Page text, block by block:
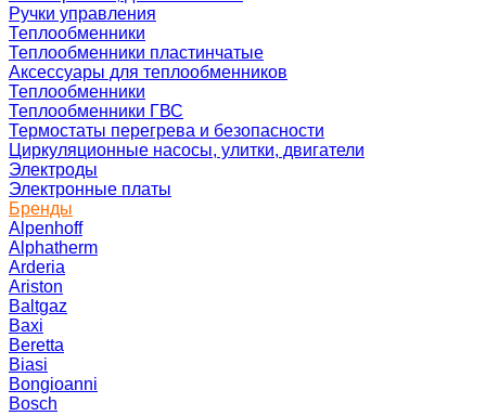
Ручки управления
Теплообменники
Теплообменники пластинчатые
Аксессуары для теплообменников
Теплообменники
Теплообменники ГВС
Термостаты перегрева и безопасности
Циркуляционные насосы, улитки, двигатели
Электроды
Электронные платы
Бренды
Alpenhoff
Alphatherm
Arderia
Ariston
Baltgaz
Baxi
Beretta
Biasi
Bongioanni
Bosch